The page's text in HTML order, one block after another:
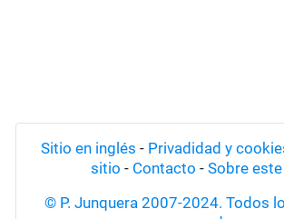
Sitio en inglés - Privadidad y
sitio - Contacto - Sobre
© P. Junquera 2007-2024. Todos